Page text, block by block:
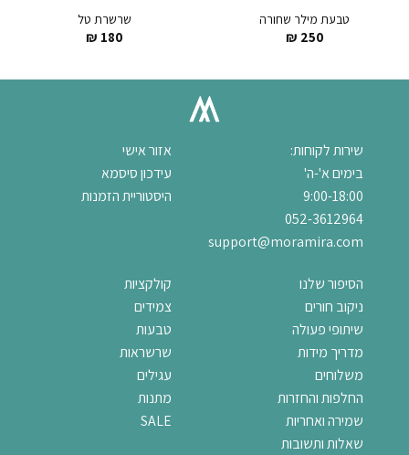
טבעת מילר שחורה
250
₪
שרשרת טל
180
₪
שירות לקוחות:
בימים א'-ה'
9:00-18:00
052-3612964
support@moramira.com
אזור אישי
עידכון סיסמא
היסטוריית הזמנות
הסיפור שלנו
ניקוב חורים
שיתופי פעולה
מדריך מידות
משלוחים
החלפות והחזרות
שמירה ואחריות
שאלות ותשובות
קולקציות
צמידים
טבעות
שרשראות
עגילים
מתנות
SALE